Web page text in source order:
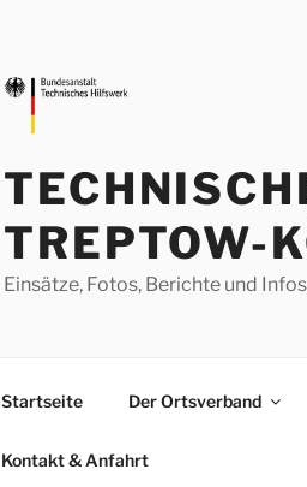
TREPTOW-
Einsätze, Fotos, Berichte und
Startseite Der Ortsverband
Kontakt & Anfahrt